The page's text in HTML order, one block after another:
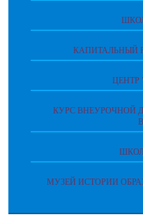
КАПИТАЛЬНЫЙ
ЦЕНТР
КУРС ВНЕУРОЧНОЙ
МУЗЕЙ ИСТОРИИ